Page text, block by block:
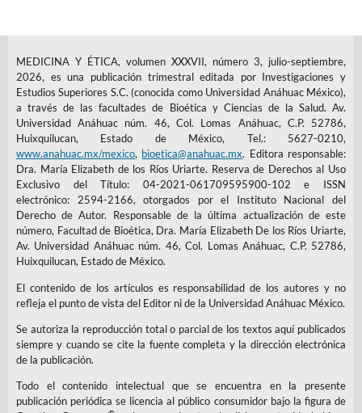
MEDICINA Y ÉTICA, volumen XXXVII, número 3, julio-septiembre,
2026, es una publicación trimestral editada por Investigaciones y
Estudios Superiores S.C. (conocida como Universidad Anáhuac México),
a través de las facultades de Bioética y Ciencias de la Salud. Av.
Universidad Anáhuac núm. 46, Col. Lomas Anáhuac, C.P. 52786,
Huixquilucan, Estado de México, Tel.: 5627-0210,
www.anahuac.mx/mexico, bioetica@anahuac.mx. Editora responsable:
Dra. María Elizabeth de los Ríos Uriarte. Reserva de Derechos al Uso
Exclusivo del Título: 04-2021-061709595900-102 e ISSN
electrónico: 2594-2166, otorgados por el Instituto Nacional del
Derecho de Autor. Responsable de la última actualización de este
número, Facultad de Bioética, Dra. María Elizabeth De los Ríos Uriarte,
Av. Universidad Anáhuac núm. 46, Col. Lomas Anáhuac, C.P. 52786,
Huixquilucan, Estado de México.
El contenido de los artículos es responsabilidad de los autores y no
refleja el punto de vista del Editor ni de la Universidad Anáhuac México.
Se autoriza la reproducción total o parcial de los textos aquí publicados
siempre y cuando se cite la fuente completa y la dirección electrónica
de la publicación.
Todo el contenido intelectual que se encuentra en la presente
publicación periódica se licencia al público consumidor bajo la figura de